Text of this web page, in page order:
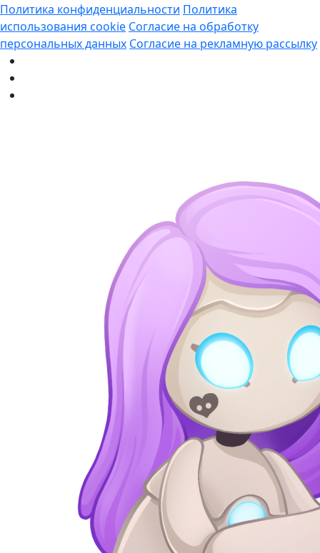
Политика конфиденциальности Политика
использования cookie Согласие на обработку
персональных данных Согласие на рекламную рассылку